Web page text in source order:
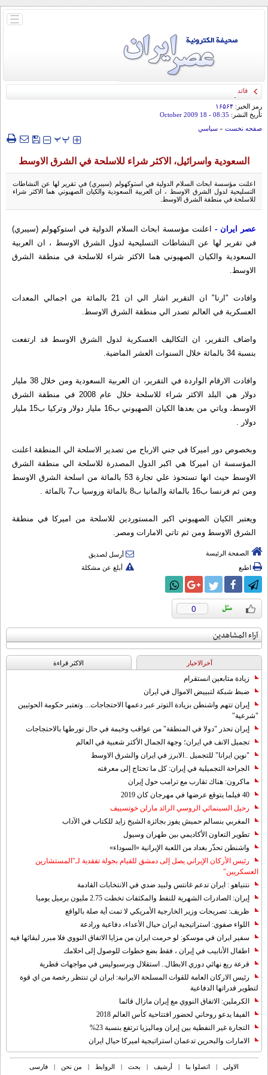
باز
قائد الحرس الثوري: إيران ستدمر أمريكا وإسرائيل والسعودية إذا تجاوزت خطوط طهران
الحمراء
رمز الخبر: ۱۶۵۶۴
تأريخ النشر: 08:35
- 18 October 2009
صفحه نخست » سياسي
‍‍‍ پپ
السعودية واسرائيل، الاکثر شراء للاسلحة في الشرق الاوسط
اعلنت مؤسسة ابحاث السلام الدولية في استوکهولم (سيبري) في تقرير لها عن النشاطات
التسليحية لدول الشرق الاوسط ، ان العربية السعودية والکيان الصهيوني هما الاکثر شراء
للاسلحة في منطقة الشرق الاوسط.
عصر ايران - اعلنت مؤسسة ابحاث السلام الدولية في استوکهولم (سيبري)
في تقرير لها عن النشاطات التسليحية لدول الشرق الاوسط ، ان العربية
السعودية والکيان الصهيوني هما الاکثر شراء للاسلحة في منطقة الشرق
الاوسط.
وافادت "ارنا" ان التقرير اشار الي ان 21 بالمائة من اجمالي المعدات
العسکرية في العالم تصدر الي منطقة الشرق الاوسط.
واضاف التقرير، ان التکاليف العسکرية لدول الشرق الاوسط قد ارتفعت
بنسبة 34 بالمائة خلال السنوات العشر الماضية.
وافادت الارقام الواردة في التقرير، ان العربية السعودية ومن خلال 38 مليار
دولار هي البلد الاکثر شراء للاسلحة خلال عام 2008 في منطقة الشرق
الاوسط، وياتي من بعدها الکيان الصهيوني ب16 مليار دولار وترکيا ب15 مليار
دولار .
وبخصوص دور اميرکا في جني الارباح من تصدير الاسلحة الي المنطقة اعلنت
المؤسسة ان اميرکا هي اکبر الدول المصدرة للاسلحة الي منطقة الشرق
الاوسط حيث انها تستحوذ علي تجارة 53 بالمائة من اسلحة الشرق الاوسط
ومن ثم فرنسا ب16 بالمائة والمانيا ب8 بالمائة وروسيا ب7 بالمائة .
ويعتبر الکيان الصهيوني اکبر المستوردين للاسلحة من اميرکا في منطقة
الشرق الاوسط ومن ثم تاتي الامارات ومصر.
الصفحة الرئيسة
أرسل لصديق
اطبع
أبلغ عن مشكلة
0
آراء المشاهدين
آخرالاخبار الاکثر قراءة
زيادة متابعين انستقرام
ضبط شبكة لتبييض الاموال في ايران
إيران تتهم واشنطن بزيادة التوتر عبر دعمها الاحتجاجات... وتعتبر حكومة الحوثيين
"شرعية"
إيران تحذر "دولا في المنطقة" من عواقب وخيمة في حال تورطها بالاحتجاجات
تجميل الانف في ايران؛ وجهة الجمال الأكثر شعبية في العالم
"نوين ايرانا" للتجميل ..الابرز في ايران والشرق الاوسط
الجراحة التجميلية في إيران: كل ما تحتاج إلى معرفته
ماكرون: هناك تقارب مع ترامب حول إيران
40 فيلما يتوقع عرضها في مهرجان كان 2019
رحيل السينمائي الروسي الرائد مارلن خوتسييف
المغربي بنسالم حميش يفوز بجائزة الشيخ زايد للكتاب في الآداب
تطوير التعاون الأكاديمي بين طهران وسيول
واشنطن تحذّر بغداد من اللعبة الإيرانية «السوداء»
رئيس الأركان الإيراني يصل إلى دمشق للقيام بجولة تفقدية لـ"المستشارين
العسكريين"
نتنياهو : ايران تدعم غانتس ولبيد ضدي في الانتخابات القادمة
إيران: الصادرات الشهریة للنفط والمكثفات تخطت 2.75 مليون برميل يوميا
ظريف: تصريحات وزير الخارجية الأمريكي لا تمت أية صلة بالواقع
اللواء صفوي: استراتيجية ايران حيال الأعداء، دفاعية ورادعة
سفير ايران في موسكو: لو حرمت ايران من مزايا الاتفاق النووي فلا مبرر لبقائها فيه
اطفال الأنابيب في إيران ، فقط بضع خطوات للوصول إلى احلامك
قرعة ربع نهائي دوري الابطال.. استقلال وبرسبوليس في مواجهات قطرية
رئيس الاركان العامة للقوات المسلحة الايرانية: ايران لن تنتظر رخصة من اي قوة
لتطوير قدراتها الدفاعية
الكرملين: الاتفاق النووي مع إيران مازال قائما
الفيفا يدعو روحاني لحضور افتتاحية كأس العالم 2018
التجارة غیر النفطیة بین إیران ومالیزیا ترتفع بنسبة 23%
الامارات والبحرين تدعمان استراتيجية اميركا حيال ايران
الاولی اتصلوا بنا أرشیف بحث الروابط من نحن فارسی